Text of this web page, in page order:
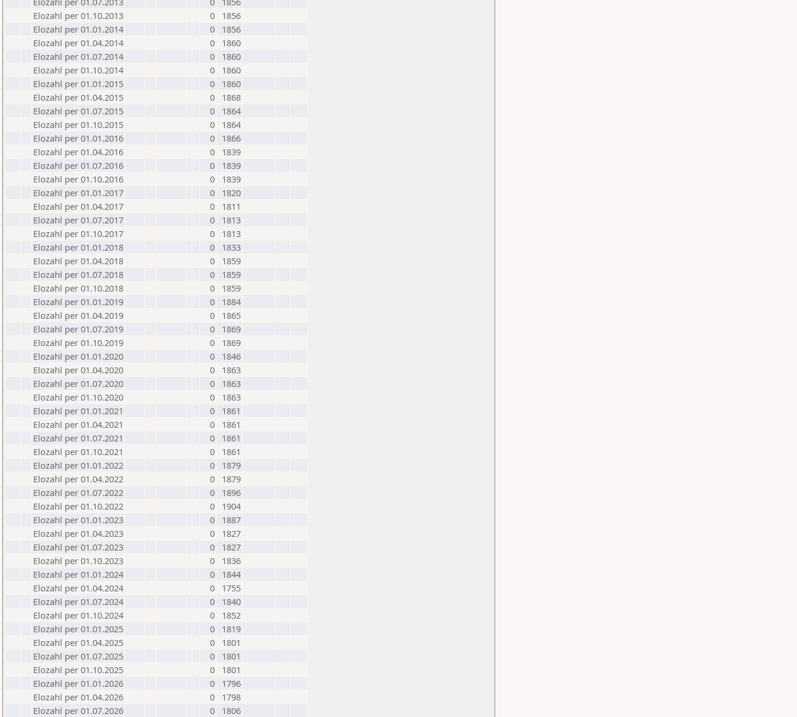
Elozahl per 01.10.2013
0
1856
Elozahl per 01.01.2014
0
1856
Elozahl per 01.04.2014
0
1860
Elozahl per 01.07.2014
0
1860
Elozahl per 01.10.2014
0
1860
Elozahl per 01.01.2015
0
1860
Elozahl per 01.04.2015
0
1868
Elozahl per 01.07.2015
0
1864
Elozahl per 01.10.2015
0
1864
Elozahl per 01.01.2016
0
1866
Elozahl per 01.04.2016
0
1839
Elozahl per 01.07.2016
0
1839
Elozahl per 01.10.2016
0
1839
Elozahl per 01.01.2017
0
1820
Elozahl per 01.04.2017
0
1811
Elozahl per 01.07.2017
0
1813
Elozahl per 01.10.2017
0
1813
Elozahl per 01.01.2018
0
1833
Elozahl per 01.04.2018
0
1859
Elozahl per 01.07.2018
0
1859
Elozahl per 01.10.2018
0
1859
Elozahl per 01.01.2019
0
1884
Elozahl per 01.04.2019
0
1865
Elozahl per 01.07.2019
0
1869
Elozahl per 01.10.2019
0
1869
Elozahl per 01.01.2020
0
1846
Elozahl per 01.04.2020
0
1863
Elozahl per 01.07.2020
0
1863
Elozahl per 01.10.2020
0
1863
Elozahl per 01.01.2021
0
1861
Elozahl per 01.04.2021
0
1861
Elozahl per 01.07.2021
0
1861
Elozahl per 01.10.2021
0
1861
Elozahl per 01.01.2022
0
1879
Elozahl per 01.04.2022
0
1879
Elozahl per 01.07.2022
0
1896
Elozahl per 01.10.2022
0
1904
Elozahl per 01.01.2023
0
1887
Elozahl per 01.04.2023
0
1827
Elozahl per 01.07.2023
0
1827
Elozahl per 01.10.2023
0
1836
Elozahl per 01.01.2024
0
1844
Elozahl per 01.04.2024
0
1755
Elozahl per 01.07.2024
0
1840
Elozahl per 01.10.2024
0
1852
Elozahl per 01.01.2025
0
1819
Elozahl per 01.04.2025
0
1801
Elozahl per 01.07.2025
0
1801
Elozahl per 01.10.2025
0
1801
Elozahl per 01.01.2026
0
1796
Elozahl per 01.04.2026
0
1798
Elozahl per 01.07.2026
0 1806